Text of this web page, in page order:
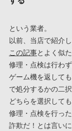
という業者。
以前、当店で紹介
この記事とよく似た
修理・点検は行わ
ゲーム機を返して
で処分するかの二
どちらを選択して
修理・点検を行っ
詐欺だ！とは言い